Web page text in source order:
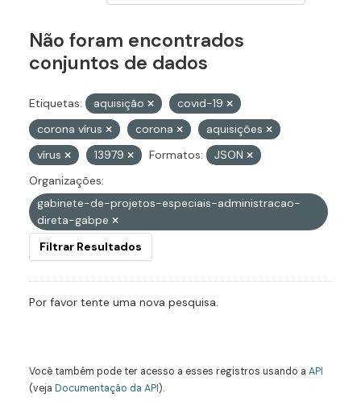
Não foram encontrados
conjuntos de dados
Etiquetas: aquisição
covid-19
corona vírus
corona
aquisições
vírus
13979 Formatos:
JSON
Organizações:
gabinete-de-projetos-especiais-administracao-
direta-gabpe
Filtrar Resultados
Por favor tente uma nova pesquisa.
Você também pode ter acesso a esses registros usando a API
(veja Documentação da API).